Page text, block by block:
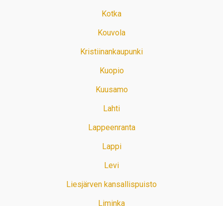
Kotka
Kouvola
Kristiinankaupunki
Kuopio
Kuusamo
Lahti
Lappeenranta
Lappi
Levi
Liesjärven kansallispuisto
Liminka